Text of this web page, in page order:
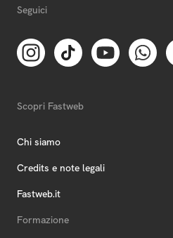
Seguici
Scopri Fastweb
Chi siamo
Credits e note legali
Fastweb.it
Formazione